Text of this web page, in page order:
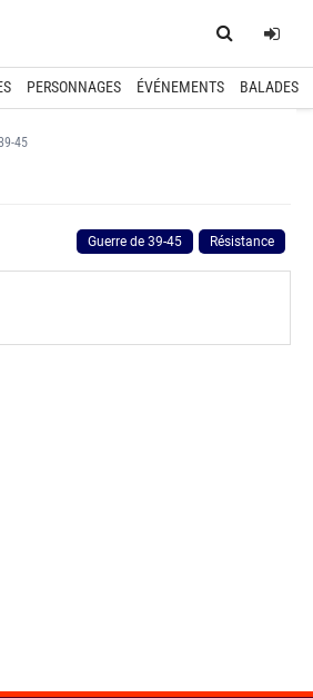
PERSONNAGES ÉVÉNEMENTS BALADES
45
Guerre de 39-45 Résistance